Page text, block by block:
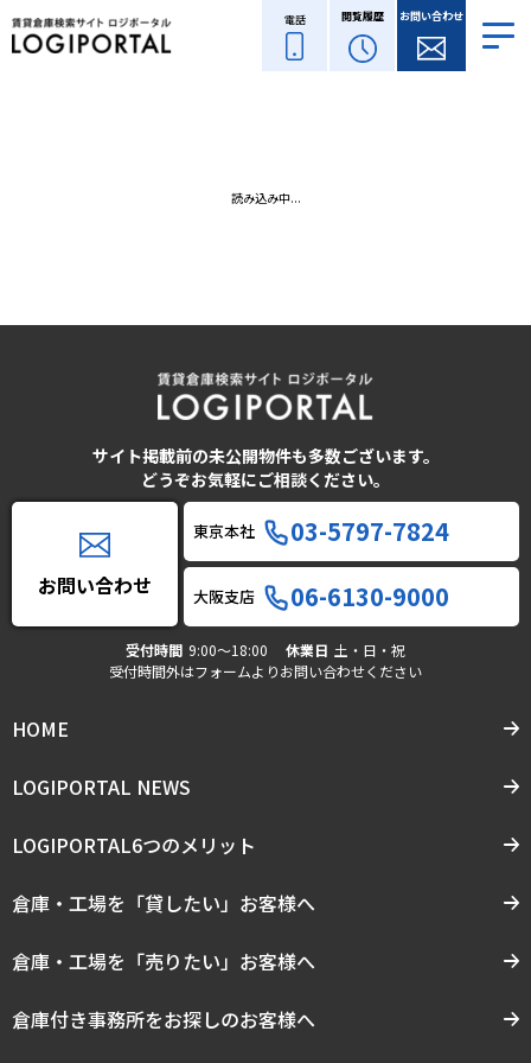
電話 閲覧履歴 お問い合わせ
読み込み中...
サイト掲載前の未公開物件も多数ございます。
どうぞお気軽にご相談ください。
お問い合わせ
東京本社 03-5797-7824
大阪支店 06-6130-9000
受付時間 9:00〜18:00 休業日 土・日・祝
受付時間外はフォームよりお問い合わせください
HOME
LOGIPORTAL NEWS
LOGIPORTAL6つのメリット
倉庫・工場を「貸したい」お客様へ
倉庫・工場を「売りたい」お客様へ
倉庫付き事務所をお探しのお客様へ